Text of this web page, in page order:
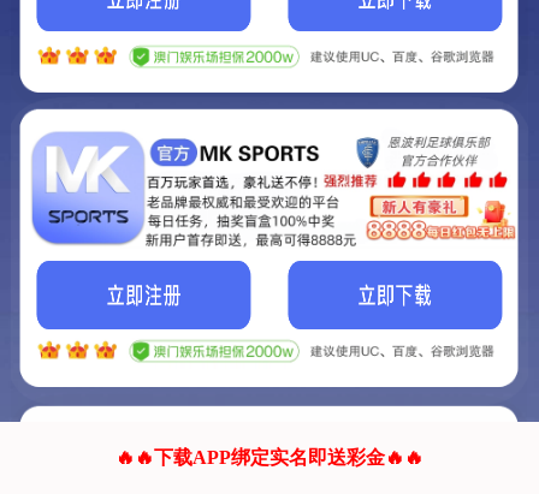
我们的网站正在建设.
它将是非常棒的网站.
联系我们!